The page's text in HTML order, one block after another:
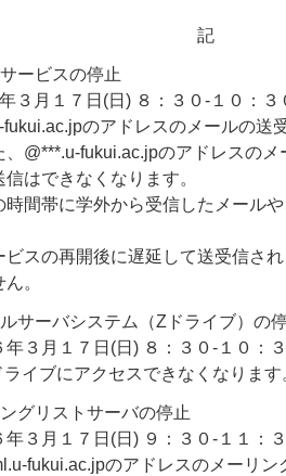
ービスの停止
３月１７日(日) ８：３０-１０：３
のアドレスのメールの送
fukui.ac.jpのアドレスのメ
できなくなります。
帯に学外から受信したメールや
の再開後に遅延して送受信され
。
サーバシステム（Zドライブ）の
３月１７日(日) ８：３０-１０：
ブにアクセスできなくなります
グリストサーバの停止
３月１７日(日) ９：３０-１１：
fukui.ac.jpのアドレスのメーリン